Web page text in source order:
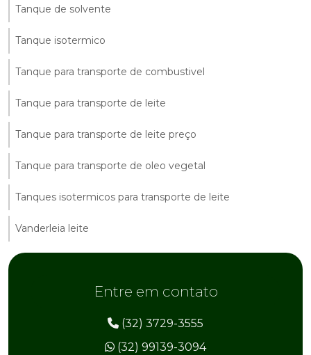
Tanque de solvente
Tanque isotermico
Tanque para transporte de combustivel
Tanque para transporte de leite
Tanque para transporte de leite preço
Tanque para transporte de oleo vegetal
Tanques isotermicos para transporte de leite
Vanderleia leite
Entre em contato
(32) 3729-3555
(32) 99139-3094